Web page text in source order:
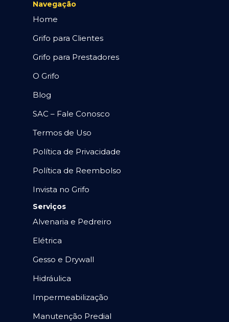
Navegação
Home
Grifo para Clientes
Grifo para Prestadores
O Grifo
Blog
SAC – Fale Conosco
Termos de Uso
Política de Privacidade
Política de Reembolso
Invista no Grifo
Serviços
Alvenaria e Pedreiro
Elétrica
Gesso e Drywall
Hidráulica
Impermeabilização
Manutenção Predial